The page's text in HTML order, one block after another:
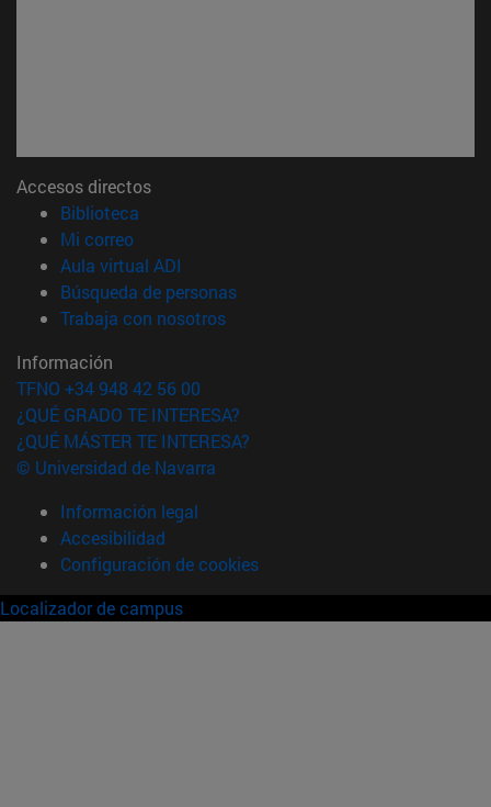
Accesos directos
Biblioteca
Mi correo(abre en nueva ventana)
Aula virtual ADI
Búsqueda de personas(abre en nueva ventana)
Trabaja con nosotros(abre en nueva ventana)
Información
TFNO +34 948 42 56 00
¿QUÉ GRADO TE INTERESA?
¿QUÉ MÁSTER TE INTERESA?
© Universidad de Navarra
Información legal
Accesibilidad
Configuración de cookies
Localizador de campus